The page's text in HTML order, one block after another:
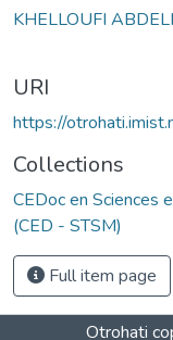
KHELLOUFI
URI
https://
Collections
CEDoc en Sciences
(CED - STSM)
Full item page
Otrohati